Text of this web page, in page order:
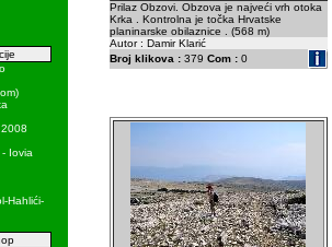
Iovia
Hahlići-
Prilaz Obzovi. Obzova je najveći vrh otoka
Krka . Kontrolna je točka Hrvatske
planinarske obilaznice . (568 m)
Autor : Damir Klarić
Broj klikova :379 Com :0